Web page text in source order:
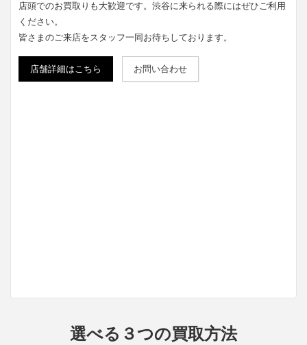
店頭でのお買取りも大歓迎です。渋谷に来られる際にはぜひご利用
ください。
皆さまのご来店をスタッフ一同お待ちしております。
店舗詳細はこちら お問い合わせ
選べる３つの買取方法